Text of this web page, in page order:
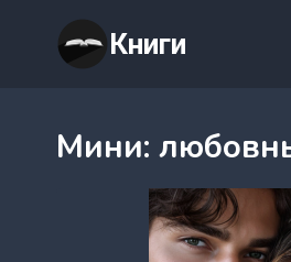
содержимому
Книги
Мини: